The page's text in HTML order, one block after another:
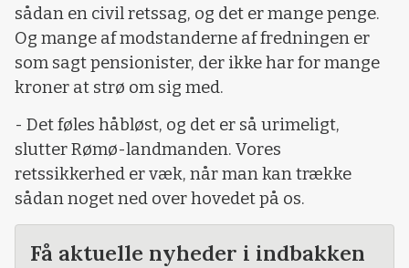
sådan en civil retssag, og det er mange penge.
Og mange af modstanderne af fredningen er
som sagt pensionister, der ikke har for mange
kroner at strø om sig med.
- Det føles håbløst, og det er så urimeligt,
slutter Rømø-landmanden. Vores
retssikkerhed er væk, når man kan trække
sådan noget ned over hovedet på os.
Få aktuelle nyheder i indbakken